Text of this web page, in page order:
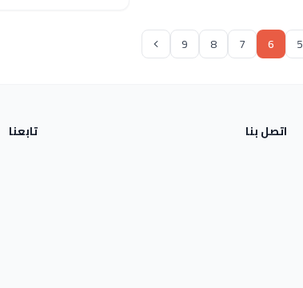
5
6
7
8
9
اتصل بنا تابعنا